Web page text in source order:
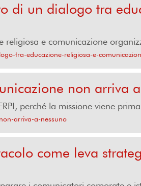
di un dialogo tra
e comunicazione
tra-educazione-religiosa-e-
non arriva
perché la missione viene
arriva-a-nessuno
come leva